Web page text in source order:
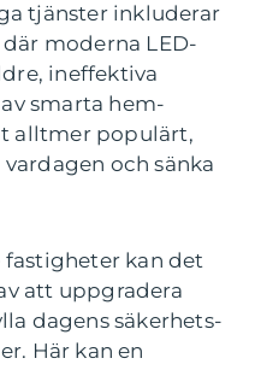
tjänster inkluderar
moderna LED-
ineffektiva
smarta hem-
alltmer populärt,
och sänka
fastigheter kan det
att uppgradera
dagens säkerhets-
Här kan en